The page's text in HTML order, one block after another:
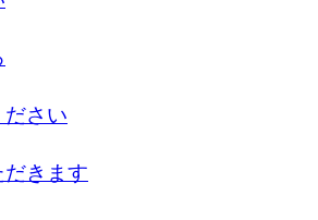
さい
きます